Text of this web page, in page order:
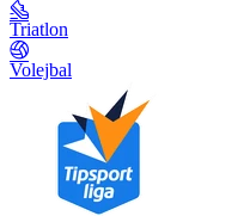
Triatlon
Volejbal